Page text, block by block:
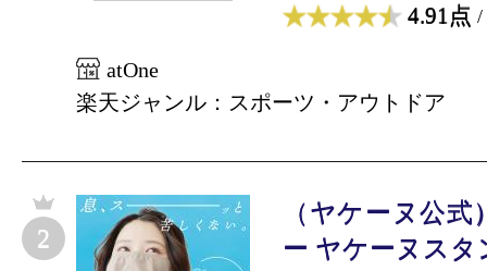
4.91点 /
atOne
楽天ジャンル：スポーツ・アウトドア
2
（ヤケーヌ公
ー ヤケーヌスタ